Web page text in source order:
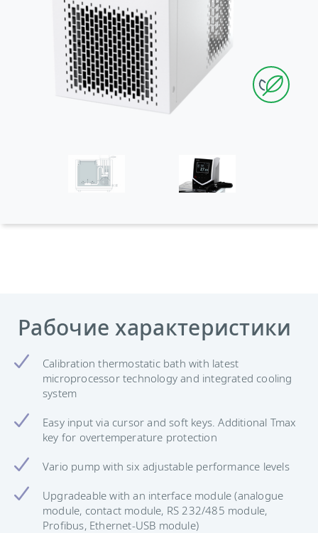
Рабочие характеристики
Calibration thermostatic bath with latest
microprocessor technology and integrated cooling
system
Easy input via cursor and soft keys. Additional Tmax
key for overtemperature protection
Vario pump with six adjustable performance levels
Upgradeable with an interface module (analogue
module, contact module, RS 232/485 module,
Profibus, Ethernet-USB module)